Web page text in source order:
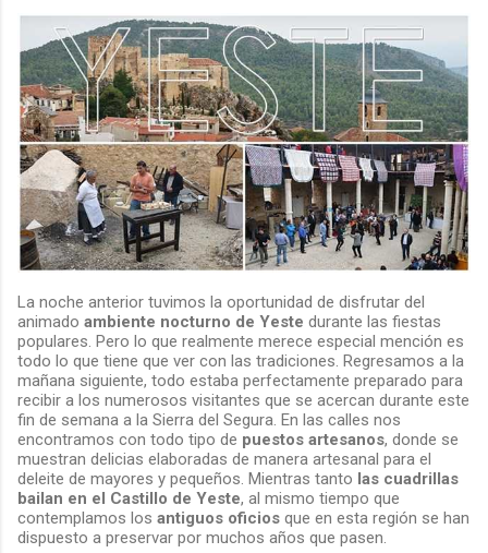
La noche anterior tuvimos la oportunidad de disfrutar del
animado ambiente nocturno de Yeste durante las fiestas
populares. Pero lo que realmente merece especial mención es
todo lo que tiene que ver con las tradiciones. Regresamos a la
mañana siguiente, todo estaba perfectamente preparado para
recibir a los numerosos visitantes que se acercan durante este
fin de semana a la Sierra del Segura. En las calles nos
encontramos con todo tipo de puestos artesanos, donde se
muestran delicias elaboradas de manera artesanal para el
deleite de mayores y pequeños. Mientras tanto las cuadrillas
bailan en el Castillo de Yeste, al mismo tiempo que
contemplamos los antiguos oficios que en esta región se han
dispuesto a preservar por muchos años que pasen.